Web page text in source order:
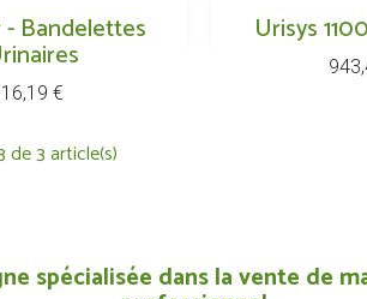
Bandelettes
Prix
16,19 €
rapide Urisys
Prix

de 3 article(s)
spécialisée dans la vente de